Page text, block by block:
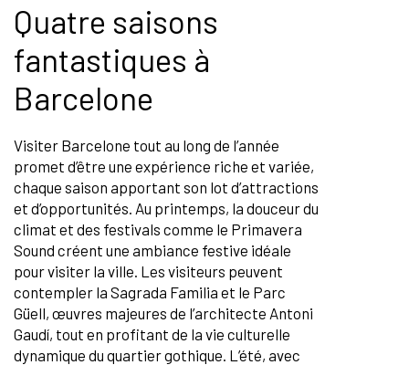
Quatre saisons
fantastiques à
Barcelone
Visiter Barcelone tout au long de l’année
promet d’être une expérience riche et variée,
chaque saison apportant son lot d’attractions
et d’opportunités. Au printemps, la douceur du
climat et des festivals comme le Primavera
Sound créent une ambiance festive idéale
pour visiter la ville. Les visiteurs peuvent
contempler la Sagrada Familia et le Parc
Güell, œuvres majeures de l’architecte Antoni
Gaudí, tout en profitant de la vie culturelle
dynamique du quartier gothique. L’été, avec